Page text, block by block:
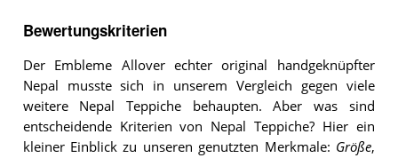
Bewertungskriterien
Der Embleme Allover echter original handgeknüpfter
Nepal musste sich in unserem Vergleich gegen viele
weitere Nepal Teppiche behaupten. Aber was sind
entscheidende Kriterien von Nepal Teppiche? Hier ein
kleiner Einblick zu unseren genutzten Merkmale: Größe,